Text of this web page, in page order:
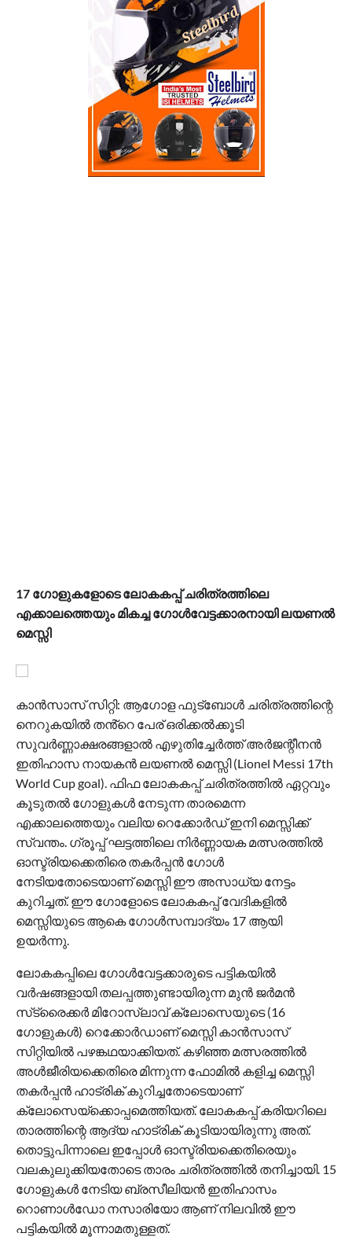
17 ഗോളുകളോടെ ലോകകപ്പ് ചരിത്രത്തിലെ
എക്കാലത്തെയും മികച്ച ഗോൾവേട്ടക്കാരനായി ലയണൽ
മെസ്സി
കാൻസാസ് സിറ്റി: ആഗോള ഫുട്ബോൾ ചരിത്രത്തിന്റെ
നെറുകയിൽ തൻ്റെ പേര് ഒരിക്കൽക്കൂടി
സുവർണ്ണാക്ഷരങ്ങളാൽ എഴുതിച്ചേർത്ത് അർജന്റീനൻ
ഇതിഹാസ നായകൻ ലയണൽ മെസ്സി (Lionel Messi 17th
World Cup goal). ഫിഫ ലോകകപ്പ് ചരിത്രത്തിൽ ഏറ്റവും
കൂടുതൽ ഗോളുകൾ നേടുന്ന താരമെന്ന
എക്കാലത്തെയും വലിയ റെക്കോർഡ് ഇനി മെസ്സിക്ക്
സ്വന്തം. ഗ്രൂപ്പ് ഘട്ടത്തിലെ നിർണ്ണായക മത്സരത്തിൽ
ഓസ്ട്രിയക്കെതിരെ തകർപ്പൻ ഗോൾ
നേടിയതോടെയാണ് മെസ്സി ഈ അസാധ്യ നേട്ടം
കുറിച്ചത്. ഈ ഗോളോടെ ലോകകപ്പ് വേദികളിൽ
മെസ്സിയുടെ ആകെ ഗോൾസമ്പാദ്യം 17 ആയി
ഉയർന്നു.
ലോകകപ്പിലെ ഗോൾവേട്ടക്കാരുടെ പട്ടികയിൽ
വർഷങ്ങളായി തലപ്പത്തുണ്ടായിരുന്ന മുൻ ജർമൻ
സ്‌ട്രൈക്കർ മിറോസ്ലാവ് ക്ലോസെയുടെ (16
ഗോളുകൾ) റെക്കോർഡാണ് മെസ്സി കാൻസാസ്
സിറ്റിയിൽ പഴങ്കഥയാക്കിയത്. കഴിഞ്ഞ മത്സരത്തിൽ
അൾജീരിയക്കെതിരെ മിന്നുന്ന ഫോമിൽ കളിച്ച മെസ്സി
തകർപ്പൻ ഹാട്രിക് കുറിച്ചതോടെയാണ്
ക്ലോസെയ്ക്കൊപ്പമെത്തിയത്. ലോകകപ്പ് കരിയറിലെ
താരത്തിന്റെ ആദ്യ ഹാട്രിക് കൂടിയായിരുന്നു അത്.
തൊട്ടുപിന്നാലെ ഇപ്പോൾ ഓസ്ട്രിയക്കെതിരെയും
വലകുലുക്കിയതോടെ താരം ചരിത്രത്തിൽ തനിച്ചായി. 15
ഗോളുകൾ നേടിയ ബ്രസീലിയൻ ഇതിഹാസം
റൊണാൾഡോ നസാരിയോ ആണ് നിലവിൽ ഈ
പട്ടികയിൽ മൂന്നാമതുള്ളത്.